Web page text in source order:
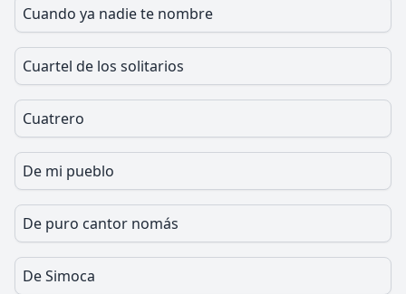
Cuando ya nadie te nombre
Cuartel de los solitarios
Cuatrero
De mi pueblo
De puro cantor nomás
De Simoca